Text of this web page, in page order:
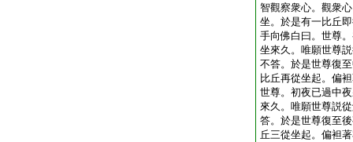
智觀察衆心。觀衆
坐。於是有一比丘
手向佛白曰。世尊
坐來久。唯願世尊
不答。於是世尊復
比丘再從坐起。偏
世尊。初夜已過中
來久。唯願世尊説
答。於是世尊復至
丘三從坐起。偏袒